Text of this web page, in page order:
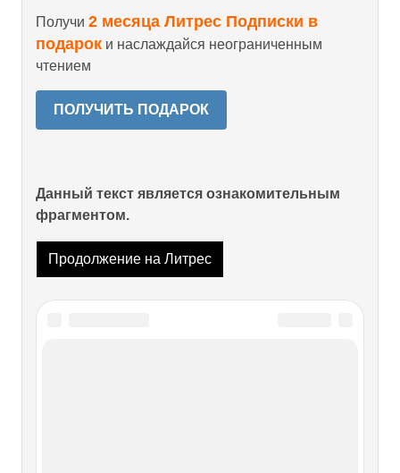
Получи 2 месяца Литрес Подписки в
подарок и наслаждайся неограниченным
чтением
ПОЛУЧИТЬ ПОДАРОК
Данный текст является ознакомительным
фрагментом.
Продолжение на Литрес